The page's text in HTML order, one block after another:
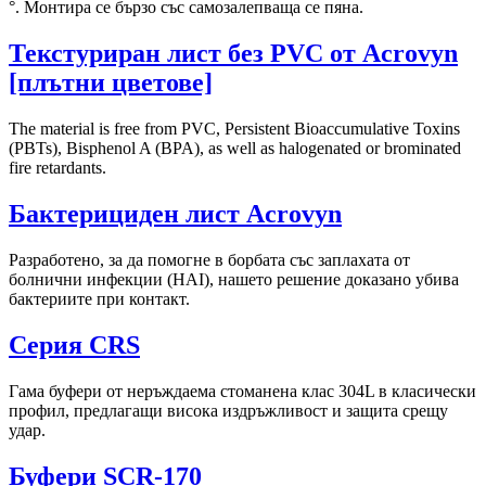
°. Монтира се бързо със самозалепваща се пяна.
Текстуриран лист без PVC от Acrovyn
[плътни цветове]
The material is free from PVC, Persistent Bioaccumulative Toxins
(PBTs), Bisphenol A (BPA), as well as halogenated or brominated
fire retardants.
Бактерициден лист Acrovyn
Разработено, за да помогне в борбата със заплахата от
болнични инфекции (HAI), нашето решение доказано убива
бактериите при контакт.
Серия CRS
Гама буфери от неръждаема стоманена клас 304L в класически
профил, предлагащи висока издръжливост и защита срещу
удар.
Буфери SCR-170